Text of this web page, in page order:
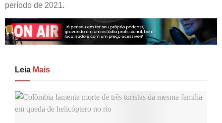
período de 2021.
Leia Mais